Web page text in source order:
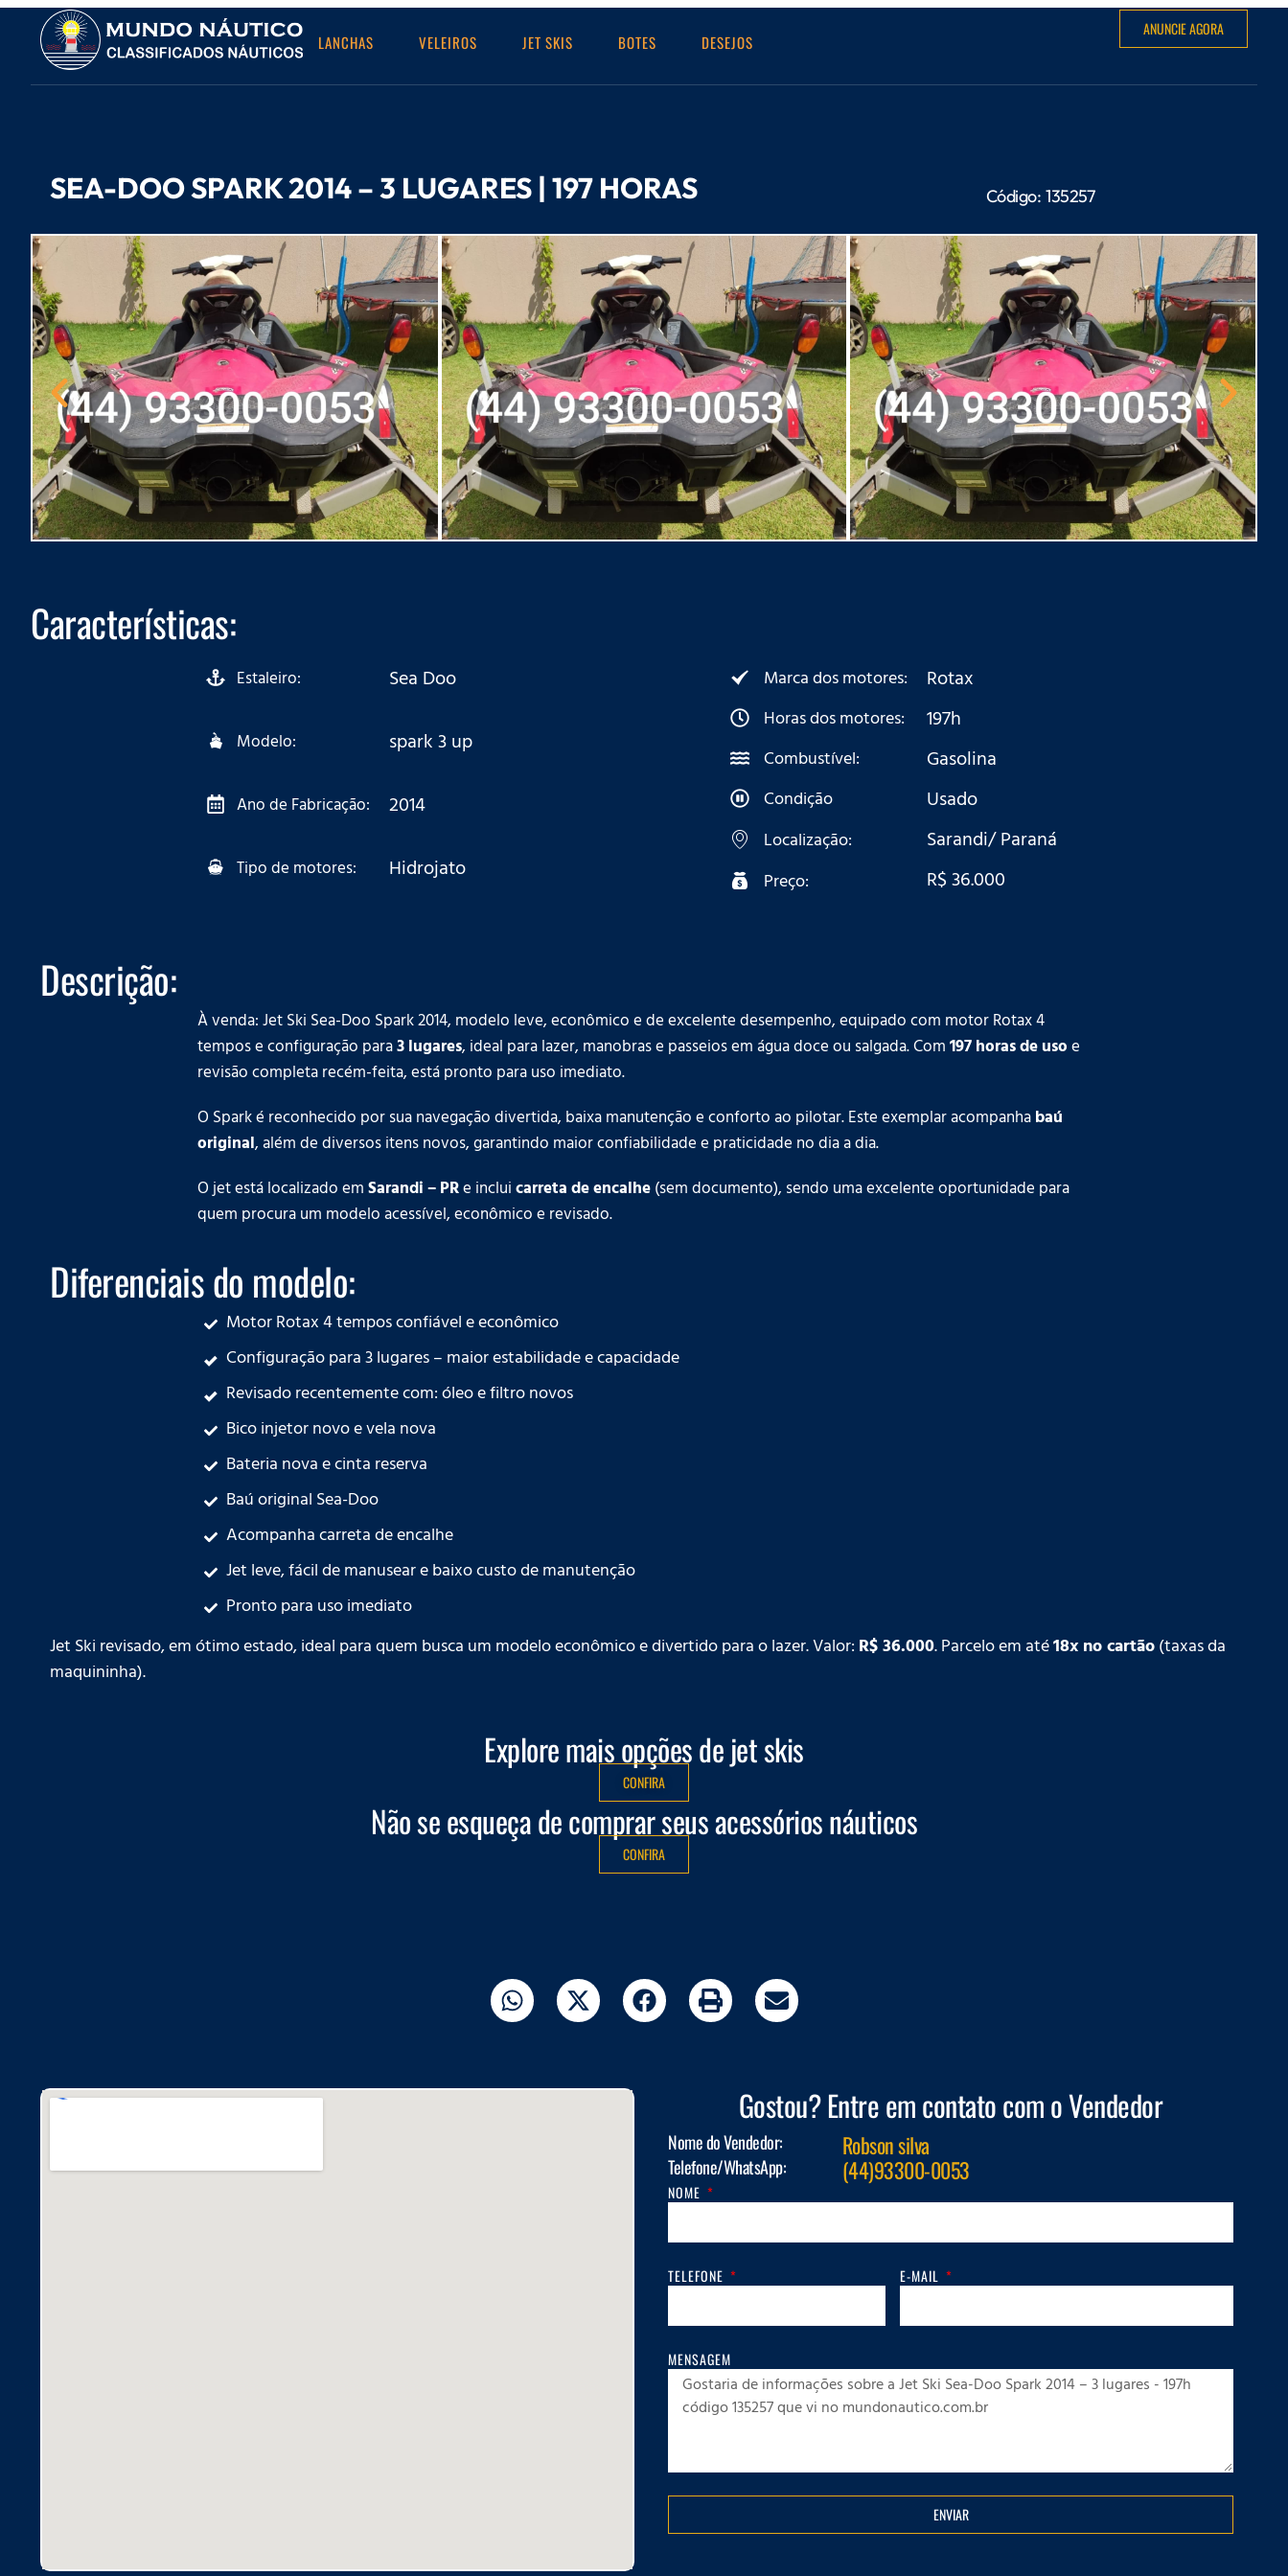
LANCHAS VELEIROS JET SKIS BOTES DESEJOS
ANUNCIE AGORA
SEA-DOO SPARK 2014 – 3 LUGARES | 197 HORAS Código: 135257
Características:
Estaleiro:
Modelo:
Ano de Fabricação:
Tipo de motores:
Sea Doo
spark 3 up
2014
Hidrojato
Marca dos motores:
Horas dos motores:
Combustível:
Condição
Localização:
Preço:
Rotax
197h
Gasolina
Usado
Sarandi/ Paraná
R$ 36.000
Descrição:
À venda: Jet Ski Sea-Doo Spark 2014, modelo leve, econômico e de excelente desempenho, equipado com motor Rotax 4
tempos e configuração para3 lugares, ideal para lazer, manobras e passeios em água doce ou salgada. Com197 horas de usoe
revisão completa recém-feita, está pronto para uso imediato.
O Spark é reconhecido por sua navegação divertida, baixa manutenção e conforto ao pilotar. Este exemplar acompanhabaú
original, além de diversos itens novos, garantindo maior confiabilidade e praticidade no dia a dia.
O jet está localizado emSarandi – PRe incluicarreta de encalhe(sem documento), sendo uma excelente oportunidade para
quem procura um modelo acessível, econômico e revisado.
Diferenciais do modelo:
Motor Rotax 4 tempos confiável e econômico
Configuração para 3 lugares – maior estabilidade e capacidade
Revisado recentemente com: óleo e filtro novos
Bico injetor novo e vela nova
Bateria nova e cinta reserva
Baú original Sea-Doo
Acompanha carreta de encalhe
Jet leve, fácil de manusear e baixo custo de manutenção
Pronto para uso imediato
Jet Ski revisado, em ótimo estado, ideal para quem busca um modelo econômico e divertido para o lazer. Valor:R$ 36.000. Parcelo em até18x no cartão(taxas da
maquininha).
Explore mais opções de jet skis
CONFIRA
Não se esqueça de comprar seus acessórios náuticos
CONFIRA
Gostou? Entre em contato com o Vendedor
Nome do Vendedor: Robson silva
Telefone/WhatsApp: (44)93300-0053
NOME
TELEFONE E-MAIL
MENSAGEM
ENVIAR